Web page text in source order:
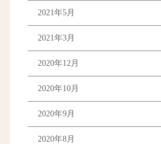
2021年5月
2021年3月
2020年12月
2020年10月
2020年9月
2020年8月